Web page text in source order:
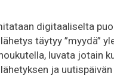
digitaaliselta
täytyy ”myydä”
luvata jotain
ja